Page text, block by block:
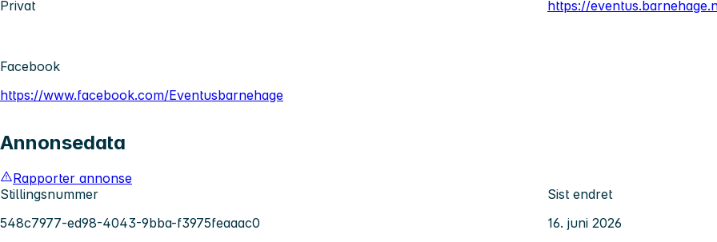
Privat
https://
Facebook
https://www.facebook.com/Eventusbarnehage
Annonsedata
Rapporter annonse
Stillingsnummer
548c7977-ed98-4043-9bba-f3975feaaac0
Sist endret
16. juni 2026